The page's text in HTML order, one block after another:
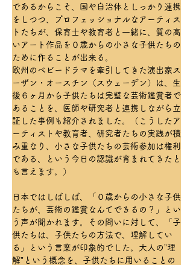
であるからこそ、国や自治体としっかり連携
をしつつ、プロフェッショナルなアーティス
トたちが、保育士や教育者と一緒に、質の高
いアート作品を０歳からの小さな子供たちの
ために作ることが出来る。
欧州のベビードラマを牽引してきた演出家ス
ーザン・オースチン（スウェーデン）は、生
後６ヶ月から子供たちは完璧な芸術鑑賞者で
あることを、医師や研究者と連携しながら立
証した事例も紹介されました。（こうしたア
ーティストや教育者、研究者たちの実践が積
み重なり、小さな子供たちの芸術参加は権利
である、という今日の認識が育まれてきたと
も言えます。）
日本ではしばしば、「０歳からの小さな子供
たちが、芸術の鑑賞なんてできるの？」とい
う声が聞かれます。その問いに対して、「子
供たちは、子供たちの方法で、理解してい
る」という言葉が印象的でした。大人の”理
解”という概念を、子供たちに用いることの